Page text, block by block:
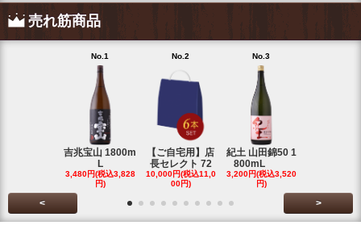
売れ筋商品
No.1
吉兆宝山 1800m
L
3,480円(税込3,828
円)
No.2
【ご自宅用】店
長セレクト 72
10,000円(税込11,0
00円)
No.3
紀土 山田錦50 1
800mL
3,200円(税込3,520
円)
< >